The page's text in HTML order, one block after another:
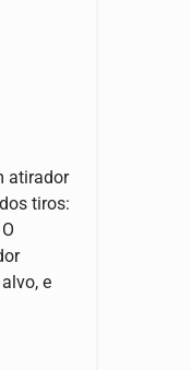
atirador
tiros:
e